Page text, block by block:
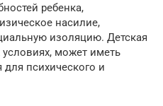
ребенка,
насилие,
изоляцию. Детская
условиях, может иметь
психического и